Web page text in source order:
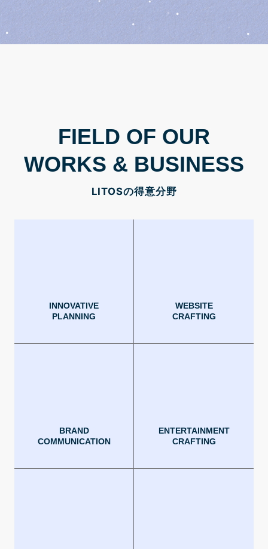
FIELD OF OUR
WORKS & BUSINESS
LITOSの得意分野
INNOVATIVE
PLANNING
WEBSITE
CRAFTING
BRAND
COMMUNICATION
ENTERTAINMENT
CRAFTING